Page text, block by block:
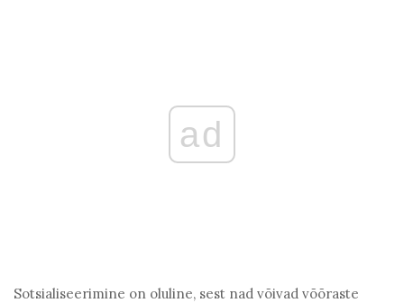
ad
Sotsialiseerimine on oluline, sest nad võivad võõraste